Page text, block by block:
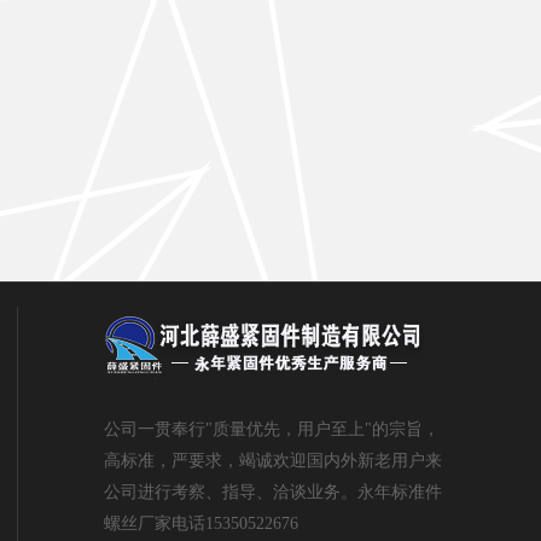
公司一贯奉行"质量优先，用户至上"的宗旨，
高标准，严要求，竭诚欢迎国内外新老用户来
公司进行考察、指导、洽谈业务。永年标准件
螺丝厂家电话15350522676